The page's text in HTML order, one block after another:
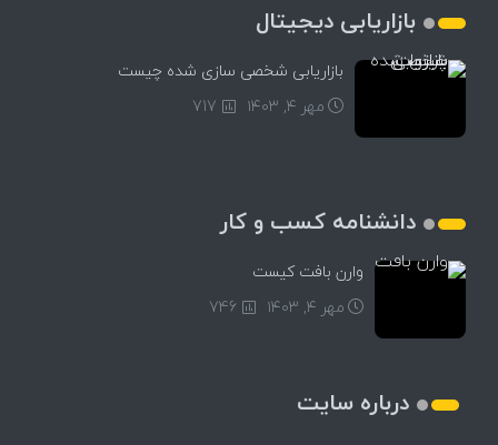
بازاریابی دیجیتال
بازاریابی شخصی سازی شده چیست
مهر ۴, ۱۴۰۳
717
دانشنامه کسب و کار
وارن بافت کیست
مهر ۴, ۱۴۰۳
746
درباره سایت